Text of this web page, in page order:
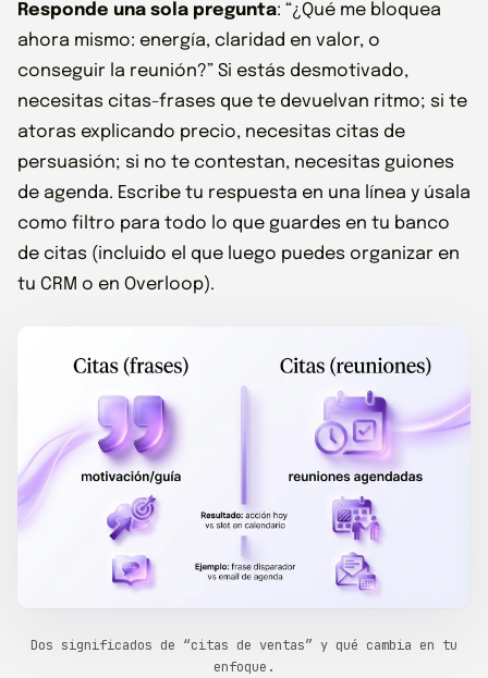
Responde una sola pregunta: “¿Qué me bloquea
ahora mismo: energía, claridad en valor, o
conseguir la reunión?” Si estás desmotivado,
necesitas citas-frases que te devuelvan ritmo; si te
atoras explicando precio, necesitas citas de
persuasión; si no te contestan, necesitas guiones
de agenda. Escribe tu respuesta en una línea y úsala
como filtro para todo lo que guardes en tu banco
de citas (incluido el que luego puedes organizar en
tu CRM o en Overloop).
Dos significados de “citas de ventas” y qué cambia en tu
enfoque.